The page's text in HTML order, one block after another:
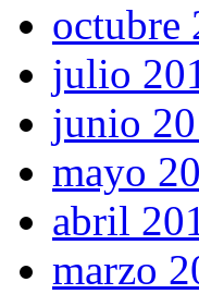
octubre
julio
junio
mayo
abril
marzo